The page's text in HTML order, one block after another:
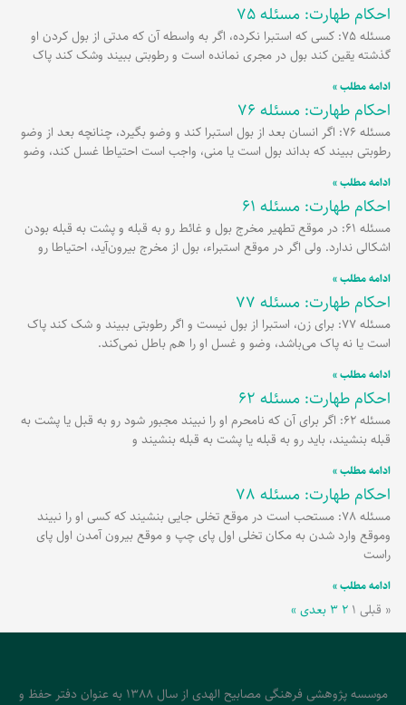
احکام طهارت: مسئله 75
مسئله 75: کسی که استبرا نکرده، اگر به واسطه آن که مدتی از بول کردن او
گذشته یقین کند بول در مجری نمانده است و رطوبتی ببیند وشک کند پاک
ادامه مطلب »
احکام طهارت: مسئله 76
مسئله 76: اگر انسان بعد از بول استبرا کند و وضو بگیرد، چنانچه بعد از وضو
رطوبتی ببیند که بداند بول است یا منی، واجب است احتیاطا غسل کند، وضو
ادامه مطلب »
احکام طهارت: مسئله 61
مسئله 61: در موقع تطهیر مخرج بول و غائط رو به قبله و پشت به قبله بودن
اشکالی ندارد. ولی اگر در موقع استبراء، بول از مخرج بیرون‌آید، احتیاطا رو
ادامه مطلب »
احکام طهارت: مسئله 77
مسئله 77: برای زن، استبرا از بول نیست و اگر رطوبتی ببیند و شک کند پاک
است یا نه پاک می‌باشد، وضو و غسل او را هم باطل نمی‌کند.
ادامه مطلب »
احکام طهارت: مسئله 62
مسئله 62: اگر برای آن که نامحرم او را نبیند مجبور شود رو به قبل یا پشت به
قبله بنشیند، باید رو به قبله یا پشت به قبله بنشیند و
ادامه مطلب »
احکام طهارت: مسئله 78
مسئله 78: مستحب است در موقع تخلی جایی بنشیند که کسی او را نبیند
وموقع وارد شدن به مکان تخلی اول پای چپ و موقع بیرون آمدن اول پای
راست
ادامه مطلب »
« قبلی ۱ ۲ ۳ بعدی »
موسسه پژوهشی فرهنگی مصابیح الهدی از سال 1388 به عنوان دفتر حفظ و